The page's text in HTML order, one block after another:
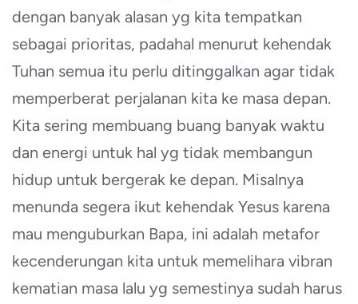
dengan banyak alasan yg kita tempatkan
sebagai prioritas, padahal menurut kehendak
Tuhan semua itu perlu ditinggalkan agar tidak
memperberat perjalanan kita ke masa depan.
Kita sering membuang buang banyak waktu
dan energi untuk hal yg tidak membangun
hidup untuk bergerak ke depan. Misalnya
menunda segera ikut kehendak Yesus karena
mau menguburkan Bapa, ini adalah metafor
kecenderungan kita untuk memelihara vibran
kematian masa lalu yg semestinya sudah harus